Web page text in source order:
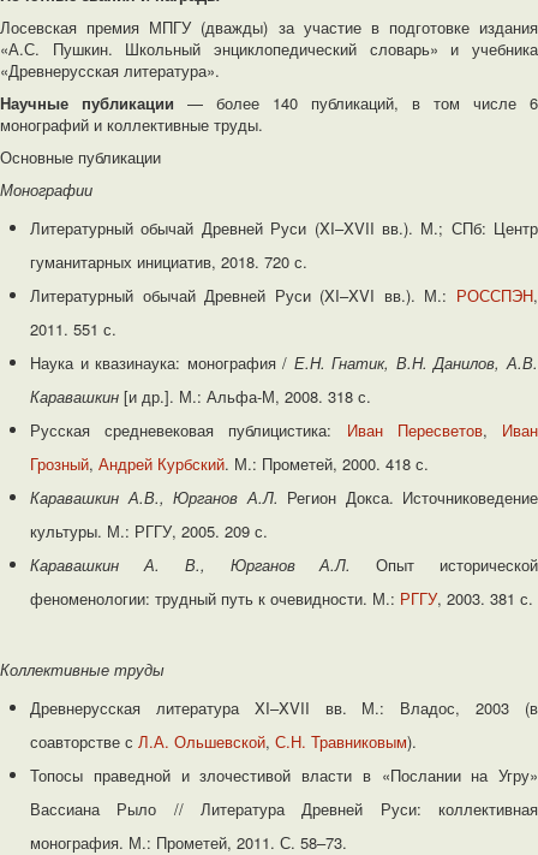
Лосевская премия МПГУ (дважды) за участие в подготовке издания
«А.С. Пушкин. Школьный энциклопедический словарь» и учебника
«Древнерусская литература».
Научные публикации — более 140 публикаций, в том числе 6
монографий и коллективные труды.
Основные публикации
Монографии
Литературный обычай Древней Руси (XI–XVII вв.). М.; СПб: Центр
гуманитарных инициатив, 2018. 720 с.
Литературный обычай Древней Руси (XI–XVI вв.). М.: РОССПЭН,
2011. 551 с.
Наука и квазинаука: монография / Е.Н. Гнатик, В.Н. Данилов, А.В.
Каравашкин [и др.]. М.: Альфа-М, 2008. 318 с.
Русская средневековая публицистика: Иван Пересветов, Иван
Грозный, Андрей Курбский. М.: Прометей, 2000. 418 с.
Каравашкин А.В., Юрганов А.Л. Регион Докса. Источниковедение
культуры. М.: РГГУ, 2005. 209 с.
Каравашкин А. В., Юрганов А.Л.
Опыт исторической
феноменологии: трудный путь к очевидности. М.: РГГУ, 2003. 381 с.
Коллективные труды
Древнерусская литература XI–XVII вв. М.: Владос, 2003 (в
соавторстве с Л.А. Ольшевской, С.Н. Травниковым).
Топосы праведной и злочестивой власти в «Послании на Угру»
Вассиана Рыло // Литература Древней Руси: коллективная
монография. М.: Прометей, 2011. С. 58–73.